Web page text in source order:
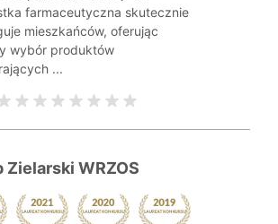
farmaceutyczna skutecznie
mieszkańców, oferując
wybór produktów
...
Zielarski WRZOS